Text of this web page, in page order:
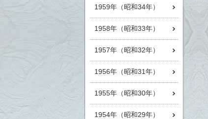
1959年（昭和34年）
1958年（昭和33年）
1957年（昭和32年）
1956年（昭和31年）
1955年（昭和30年）
1954年（昭和29年）